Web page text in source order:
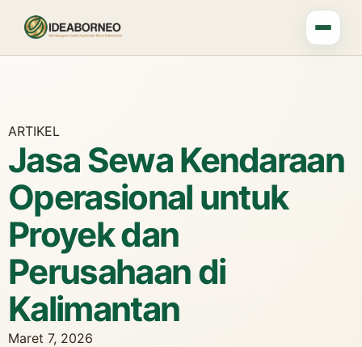
ARTIKEL
Jasa Sewa Kendaraan
Operasional untuk
Proyek dan
Perusahaan di
Kalimantan
Maret 7, 2026